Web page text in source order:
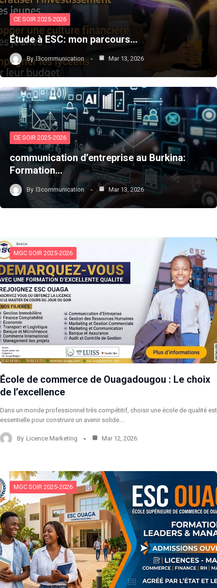
CE SOIR 2025-2026
Étude à ESC: mon parcours…
By l3communication Mar 13, 2026
CE SOIR 2025-2026
communication d’entreprise au Burkina:
Formation…
By l3communication Mar 13, 2026
MGC SOIR 2025-2026
École de commerce de Ouagadougou : Le choix
de l’excellence
Dans un monde professionnel très compétitif, choisir une école de qualité est
essentielle pour construire un avenir solide.…
By Licence Marketing Mar 12, 2026
MGC SOIR 2025-2026